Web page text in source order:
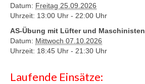
Datum: Freitag 25.09.2026
Uhrzeit: 13:00 Uhr - 22:00 Uhr
AS-Übung mit Lüfter und Maschinisten
Datum: Mittwoch 07.10.2026
Uhrzeit: 18:45 Uhr - 21:30 Uhr
Laufende Einsätze: